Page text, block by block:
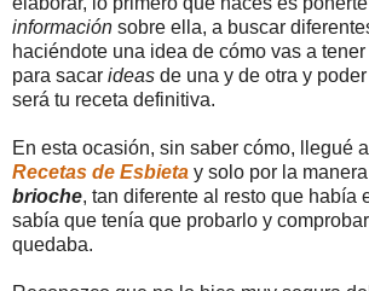
información sobre ella, a buscar
haciéndote una idea de cómo vas a
para sacar ideas de una y de otra y poder
será tu receta definitiva.
En esta ocasión, sin saber cómo, llegué
Recetas de Esbieta y solo por la
brioche, tan diferente al resto que había
sabía que tenía que probarlo y
quedaba.